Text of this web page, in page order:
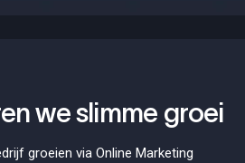
we slimme groei
groeien via Online Marketing